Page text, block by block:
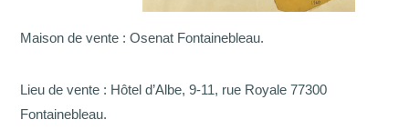
Maison de vente : Osenat Fontainebleau.
Lieu de vente : Hôtel d’Albe, 9-11, rue Royale 77300
Fontainebleau.